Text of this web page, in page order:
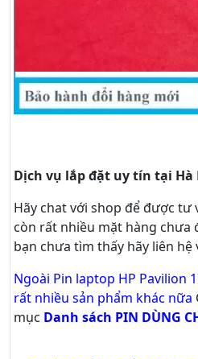
Dịch vụ lắp đặt uy tín tại Hà
Hãy chatvới shop để được tư
còn rất nhiều mặt hàng chưa
bạn chưa tìm thấy hãy liên hệ
Ngoài Pin laptop HP Pavilion
rất nhiều sản phẩm khác nữa
mục Danh sách PIN DÙNG